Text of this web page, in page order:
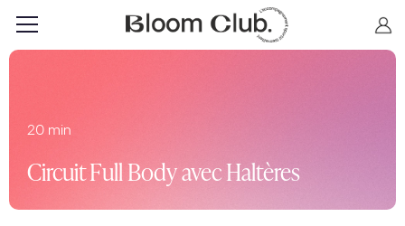
20 min
Circuit Full Body avec Haltères